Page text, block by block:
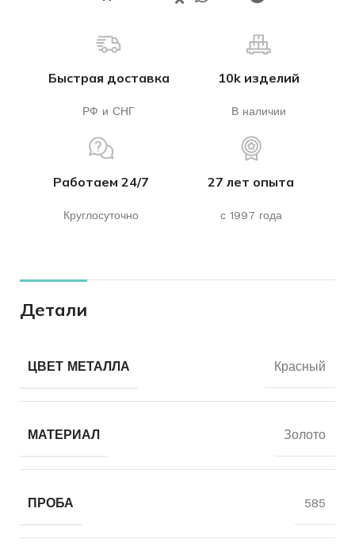
Быстрая доставка
РФ и СНГ
10k изделий
В наличии
Работаем 24/7
Круглосуточно
27 лет опыта
с 1997 года
Детали
ЦВЕТ МЕТАЛЛА Красный
МАТЕРИАЛ Золото
ПРОБА 585